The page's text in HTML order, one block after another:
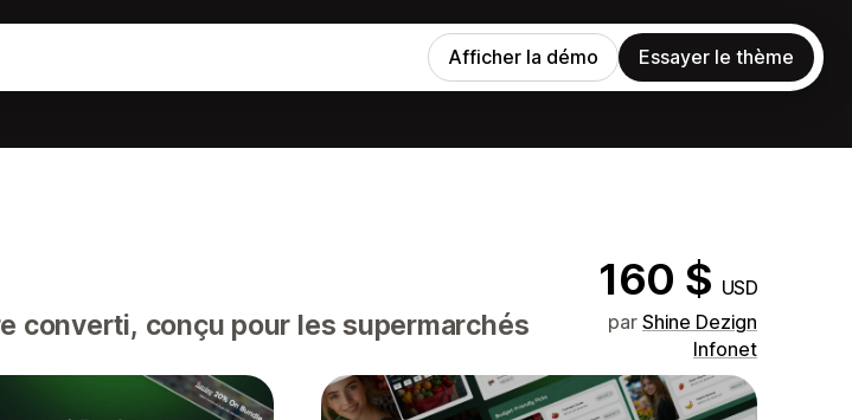
Afficher la démo Essayer le thème
160 $ USD
converti, conçu pour les supermarchés
par Shine Dezign
Infonet